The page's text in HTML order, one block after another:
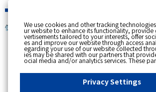
個人のお客さま
[ トップへ戻る ]
お支払方法
クレジットカード払い
We use cookies and other tracking
ur website to enhance its functionality, provide
vertisements tailored to your interests, offer
es and improve our website through access
egarding your use of our website collected
ies may be shared with our partners that
ocial media and/or analytics services. These
bine the data shared by us with other data that
ded to them or that they have collected from
ervices or other websites to analyse and
ts delivered to you by businesses other than us
Privacy Settings